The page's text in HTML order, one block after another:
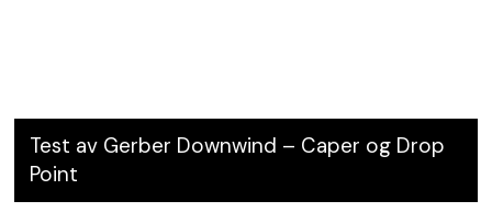
Test av Gerber Downwind – Caper og Drop
Point